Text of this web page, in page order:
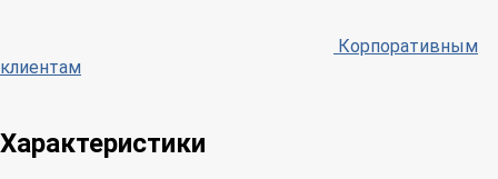
Корпоративным
клиентам
Характеристики